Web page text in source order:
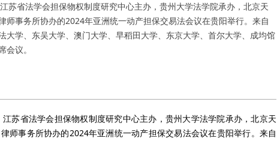
省法学会担保物权制度研究中心主办，贵州大学法学院承办，北京天
师事务所协办的2024年亚洲统一动产担保交易法会议在贵阳举行。来自
大学、东吴大学、澳门大学、早稻田大学、东京大学、首尔大学、成均馆
议。
省法学会担保物权制度研究中心主办，贵州大学法学院承办，北京天
师事务所协办的2024年亚洲统一动产担保交易法会议在贵阳举行。来自